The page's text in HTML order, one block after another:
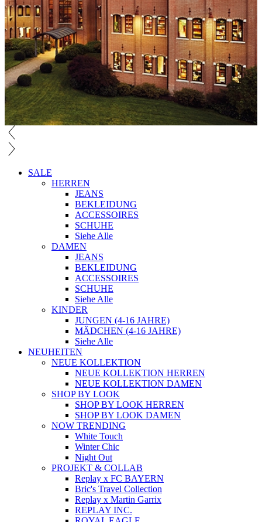
SALE
HERREN
JEANS
BEKLEIDUNG
ACCESSOIRES
SCHUHE
Siehe Alle
DAMEN
JEANS
BEKLEIDUNG
ACCESSOIRES
SCHUHE
Siehe Alle
KINDER
JUNGEN (4-16 JAHRE)
MÄDCHEN (4-16 JAHRE)
Siehe Alle
NEUHEITEN
NEUE KOLLEKTION
NEUE KOLLEKTION HERREN
NEUE KOLLEKTION DAMEN
SHOP BY LOOK
SHOP BY LOOK HERREN
SHOP BY LOOK DAMEN
NOW TRENDING
White Touch
Winter Chic
Night Out
PROJEKT & COLLAB
Replay x FC BAYERN
Bric's Travel Collection
Replay x Martin Garrix
REPLAY INC.